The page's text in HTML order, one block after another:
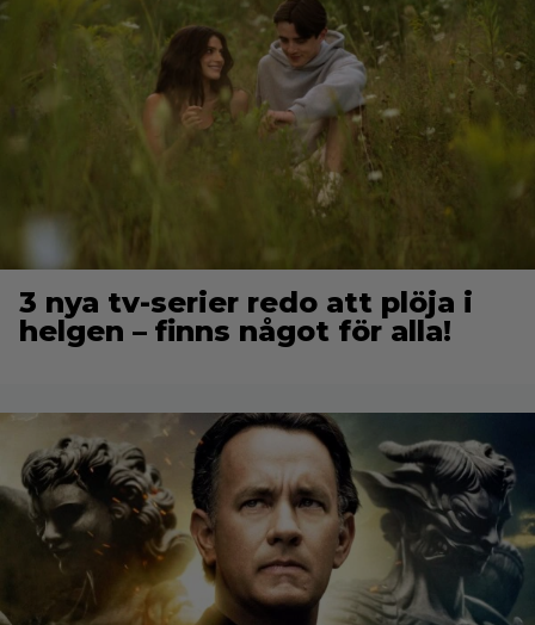
3 nya tv-serier redo att plöja i
helgen – finns något för alla!